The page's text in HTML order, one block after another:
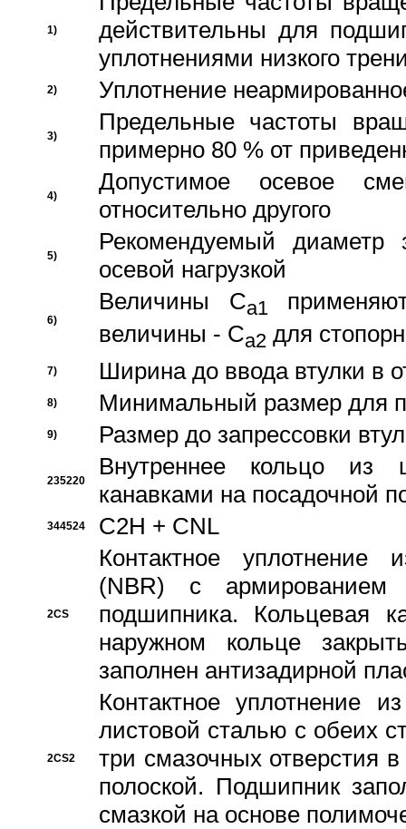
1)
действительны для
уплотнениями низкого
2) Уплотнение
3)
Предельные частоты
примерно 80 % от
4)
Допустимое осевое
относительно другого
5)
Рекомендуемый диаметр
осевой нагрузкой
6)
Величины Ca1
величины - Ca2 для
7) Ширина до ввода втулки в
8) Минимальный размер для
9) Размер до запрессовки
235220
Внутреннее кольцо из
канавками на посадочной
344524 C2H + CNL
2CS
Контактное уплотнение
(NBR) с
подшипника. Кольцевая
наружном кольце
заполнен антизадирной
2CS2
Контактное уплотнение
листовой сталью с обеих
три смазочных отверстия
полоской. Подшипник
смазкой на основе